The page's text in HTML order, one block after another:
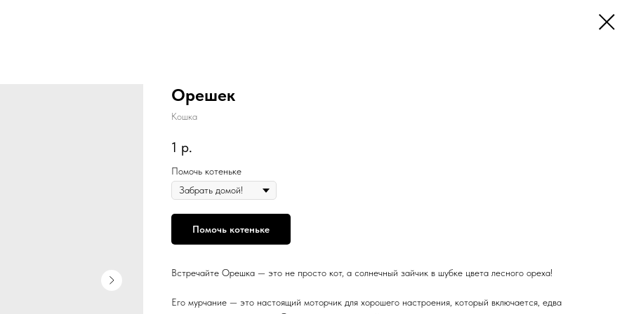
Орешек
Кошка
1 р.
Помочь котеньке
Помочь котеньке
Встречайте Орешка — это не просто кот, а солнечный зайчик в шубке цвета лесного ореха!
Его мурчание — это настоящий моторчик для хорошего настроения, который включается, едва